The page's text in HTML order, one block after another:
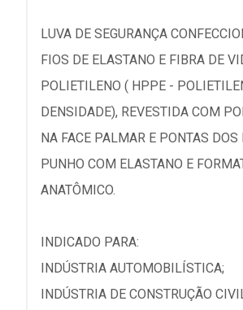
LUVA DE SEGURANÇA
FIOS DE ELASTANO E FIBRA DE
POLIETILENO ( HPPE -
DENSIDADE), REVESTIDA COM
NA FACE PALMAR E PONTAS DOS
PUNHO COM ELASTANO E
ANATÔMICO.
INDICADO PARA:
INDÚSTRIA AUTOMOBILÍSTICA;
INDÚSTRIA DE CONSTRUÇÃO